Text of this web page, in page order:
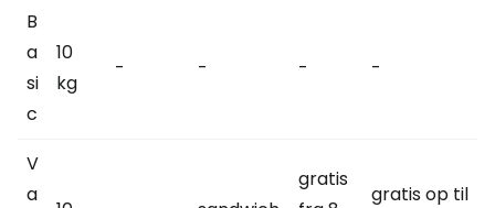
B
a
si
c
10
kg
- - - -
V
a
gratis
gratis op til